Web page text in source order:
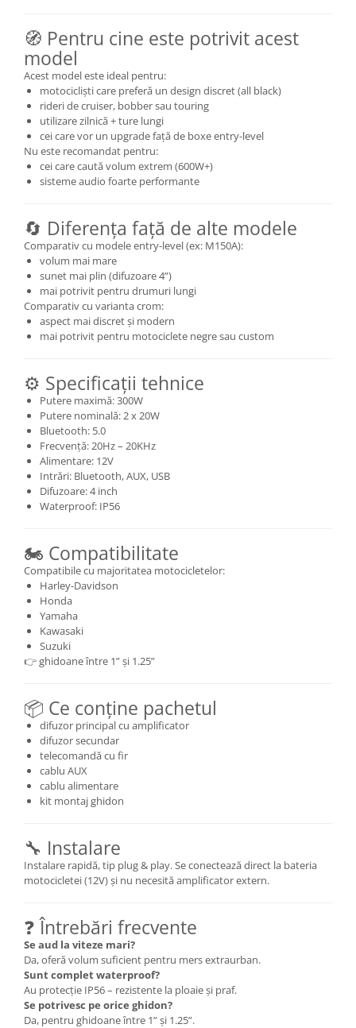
🧭 Pentru cine este potrivit acest
model
Acest model este ideal pentru:
motocicliști care preferă un design discret (all black)
rideri de cruiser, bobber sau touring
utilizare zilnică + ture lungi
cei care vor un upgrade față de boxe entry-level
Nu este recomandat pentru:
cei care caută volum extrem (600W+)
sisteme audio foarte performante
🔄 Diferența față de alte modele
Comparativ cu modele entry-level (ex: M150A):
volum mai mare
sunet mai plin (difuzoare 4”)
mai potrivit pentru drumuri lungi
Comparativ cu varianta crom:
aspect mai discret și modern
mai potrivit pentru motociclete negre sau custom
⚙️ Specificații tehnice
Putere maximă: 300W
Putere nominală: 2 x 20W
Bluetooth: 5.0
Frecvență: 20Hz – 20KHz
Alimentare: 12V
Intrări: Bluetooth, AUX, USB
Difuzoare: 4 inch
Waterproof: IP56
🏍️ Compatibilitate
Compatibile cu majoritatea motocicletelor:
Harley-Davidson
Honda
Yamaha
Kawasaki
Suzuki
👉 ghidoane între 1” și 1.25”
📦 Ce conține pachetul
difuzor principal cu amplificator
difuzor secundar
telecomandă cu fir
cablu AUX
cablu alimentare
kit montaj ghidon
🔧 Instalare
Instalare rapidă, tip plug & play. Se conectează direct la bateria
motocicletei (12V) și nu necesită amplificator extern.
❓ Întrebări frecvente
Se aud la viteze mari?
Da, oferă volum suficient pentru mers extraurban.
Sunt complet waterproof?
Au protecție IP56 – rezistente la ploaie și praf.
Se potrivesc pe orice ghidon?
Da, pentru ghidoane între 1” și 1.25”.